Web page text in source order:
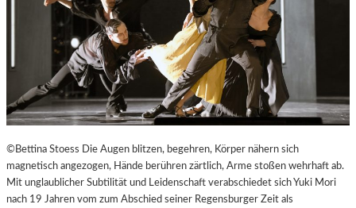
©Bettina Stoess Die Augen blitzen, begehren, Körper nähern sich
magnetisch angezogen, Hände berühren zärtlich, Arme stoßen wehrhaft ab.
Mit unglaublicher Subtilität und Leidenschaft verabschiedet sich Yuki Mori
nach 19 Jahren vom zum Abschied seiner Regensburger Zeit als